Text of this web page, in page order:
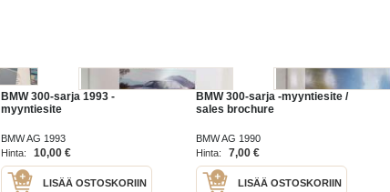
BMW 300-sarja 1993 -
myyntiesite
BMW AG 1993
Hinta:
10,00 €
LISÄÄ OSTOSKORIIN
BMW 300-sarja -myyntiesite /
sales brochure
BMW AG 1990
Hinta:
7,00 €
LISÄÄ OSTOSKORIIN